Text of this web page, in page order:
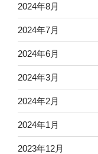
2024年8月
2024年7月
2024年6月
2024年3月
2024年2月
2024年1月
2023年12月